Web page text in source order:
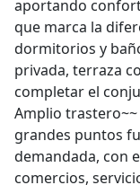
aportando
que marca la
dormitorios y
privada, terraza
completar el
Amplio
grandes puntos
demandada, con
comercios,